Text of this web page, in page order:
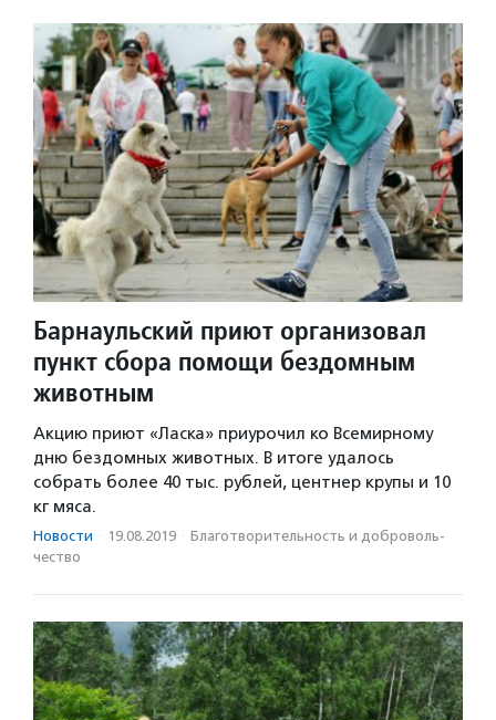
Барнаульский приют организовал
пункт сбора помощи бездомным
животным
Акцию приют «Ласка» приурочил ко Всемирному
дню бездомных животных. В итоге удалось
собрать более 40 тыс. рублей, центнер крупы и 10
кг мяса.
Новости · 19.08.2019 · Благотвори­тель­ность и доброволь­
чест­во